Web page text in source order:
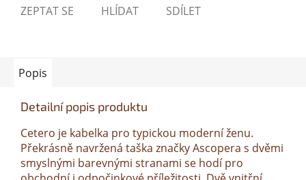
ZEPTAT SE HLÍDAT SDÍLET
Popis
Detailní popis produktu
Cetero je kabelka pro typickou moderní ženu.
Překrásně navržená taška značky Ascopera s dvěmi
smyslnými barevnými stranami se hodí pro